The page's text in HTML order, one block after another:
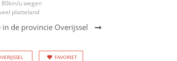
80km/u wegen
platteland
de provincie Overijssel
FAVORIET